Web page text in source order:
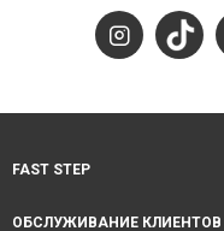
FAST STEP
ОБСЛУЖИВАНИЕ КЛИЕНТОВ